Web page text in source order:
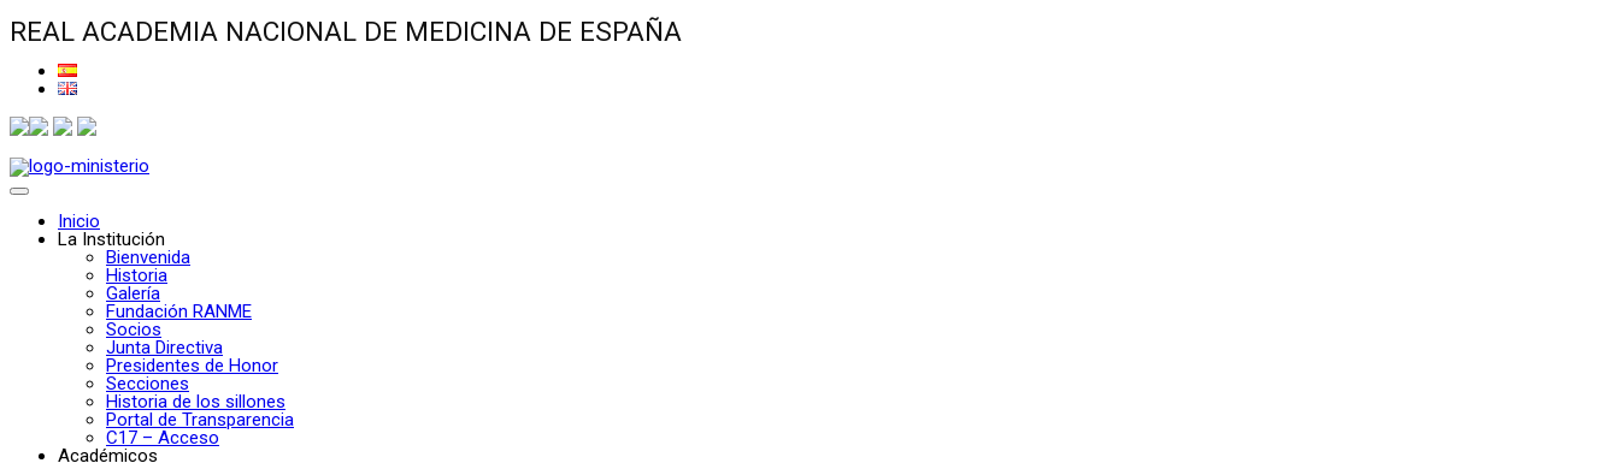
REAL ACADEMIA NACIONAL DE MEDICINA DE ESPAÑA
Inicio
La Institución
Bienvenida
Historia
Galería
Fundación RANME
Socios
Junta Directiva
Presidentes de Honor
Secciones
Historia de los sillones
Portal de Transparencia
C17 – Acceso
Académicos